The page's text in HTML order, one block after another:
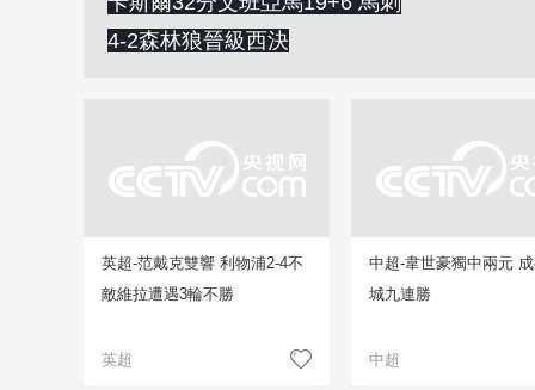
4-2森林狼晉級西決
英超-范戴克雙響 利物浦2-4不
敵維拉遭遇3輪不勝
英超
中超-韋世豪獨中兩元
城九連勝
中超